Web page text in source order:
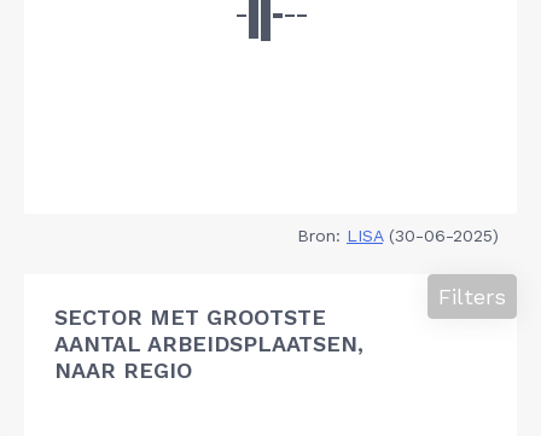
Bron: LISA(30-06-2025)
SECTOR MET GROOTSTE
AANTAL ARBEIDSPLAATSEN,
NAAR REGIO
Filters